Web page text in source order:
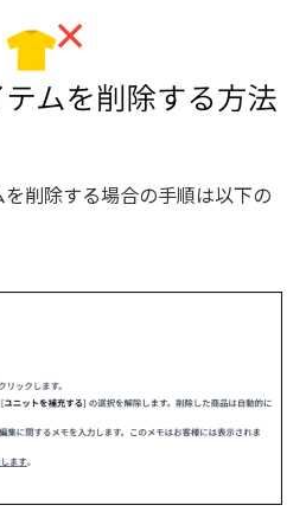
削除する場合の手順は以下の